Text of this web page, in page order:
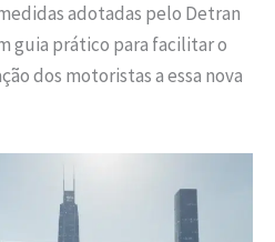
adotadas pelo Detran
guia prático para facilitar o
dos motoristas a essa nova